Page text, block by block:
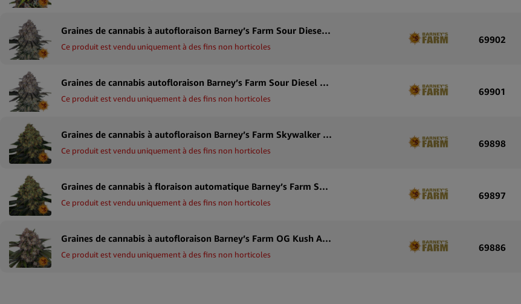
Graines de cannabis à autofloraison Barney’s Farm Sour Diesel Auto (paquet de 3 graines)
Ce produit est vendu uniquement à des fins non horticoles
69902
Graines de cannabis autofloraison Barney’s Farm Sour Diesel Auto (paquet de 5 graines)
Ce produit est vendu uniquement à des fins non horticoles
69901
Graines de cannabis à autofloraison Barney’s Farm Skywalker OG Auto (pack de 3 graines)
Ce produit est vendu uniquement à des fins non horticoles
69898
Graines de cannabis à floraison automatique Barney’s Farm Skywalker OG Auto (pack de 5 graines)
Ce produit est vendu uniquement à des fins non horticoles
69897
Graines de cannabis à autofloraison Barney’s Farm OG Kush Auto (pack de 3 graines)
Ce produit est vendu uniquement à des fins non horticoles
69886